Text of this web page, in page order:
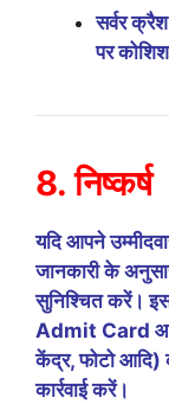
सर्वर
पर
8. निष्कर्ष
यदि आपने
जानकारी के
सुनिश्चित करें।
Admit Card आने
केंद्र, फोटो आदि)
कार्रवाई करें।